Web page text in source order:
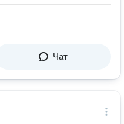
Чат